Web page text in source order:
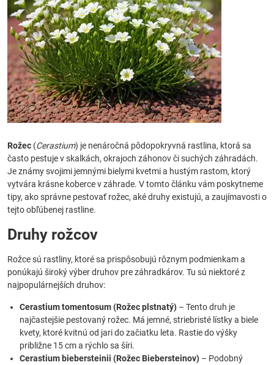
Rožec (Cerastium) je nenáročná pôdopokryvná rastlina, ktorá sa
často pestuje v skalkách, okrajoch záhonov či suchých záhradách.
Je známy svojimi jemnými bielymi kvetmi a hustým rastom, ktorý
vytvára krásne koberce v záhrade. V tomto článku vám poskytneme
tipy, ako správne pestovať rožec, aké druhy existujú, a zaujímavosti o
tejto obľúbenej rastline.
Druhy rožcov
Rožce sú rastliny, ktoré sa prispôsobujú rôznym podmienkam a
ponúkajú široký výber druhov pre záhradkárov. Tu sú niektoré z
najpopulárnejších druhov:
Cerastium tomentosum (Rožec plstnatý) – Tento druh je
najčastejšie pestovaný rožec. Má jemné, striebristé lístky a biele
kvety, ktoré kvitnú od jari do začiatku leta. Rastie do výšky
približne 15 cm a rýchlo sa šíri.
Cerastium biebersteinii (Rožec Biebersteinov) – Podobný